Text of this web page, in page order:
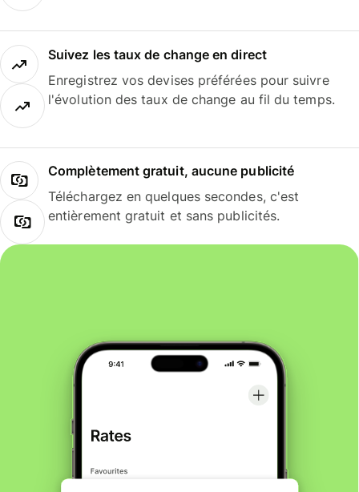
Suivez les taux de change en direct
Enregistrez vos devises préférées pour suivre
l'évolution des taux de change au fil du temps.
Complètement gratuit, aucune publicité
Téléchargez en quelques secondes, c'est
entièrement gratuit et sans publicités.